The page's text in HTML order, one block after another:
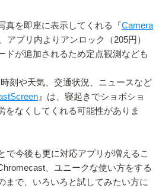
真を即座に表示してくれる『Camera
アプリ内よりアンロック（205円）
ドが追加されるため定点観測なども
刻や天気、交通状況、ニュースなど
』は、寝起きでショボショ
をなくしてくれる可能性がありま
で今後も更に対応アプリが増えるこ
、ユニークな使い方をする
まで、いろいろと試してみたい方に